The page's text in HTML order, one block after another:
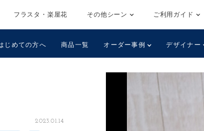
フラスタ・楽屋花 その他シーン ご利用ガイド
じめての方へ 商品一覧 オーダー事例 デザイナー
2023.01.14